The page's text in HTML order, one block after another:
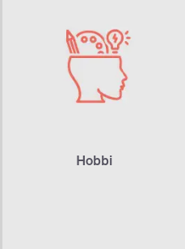
Hobbi